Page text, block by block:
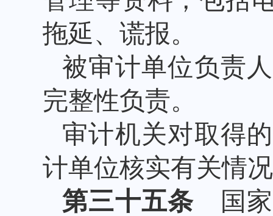
拖延、谎报。
被审计单位负责
完整性负责。
审计机关对取得
计单位核实有关情
第三十五条 国家